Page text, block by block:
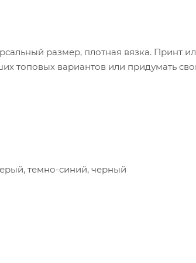
размер, плотная вязка. Принт
топовых вариантов или придумать
темно-синий, черный